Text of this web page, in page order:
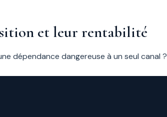
et leur rentabilité
dépendance dangereuse à un seul canal ?